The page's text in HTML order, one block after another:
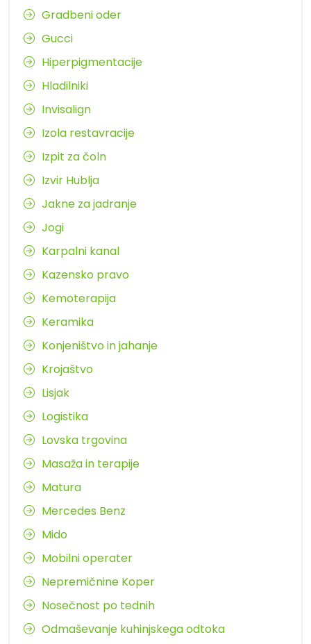
Gradbeni oder
Gucci
Hiperpigmentacije
Hladilniki
Invisalign
Izola restavracije
Izpit za čoln
Izvir Hublja
Jakne za jadranje
Jogi
Karpalni kanal
Kazensko pravo
Kemoterapija
Keramika
Konjeništvo in jahanje
Krojaštvo
Lisjak
Logistika
Lovska trgovina
Masaža in terapije
Matura
Mercedes Benz
Mido
Mobilni operater
Nepremičnine Koper
Nosečnost po tednih
Odmaševanje kuhinjskega odtoka